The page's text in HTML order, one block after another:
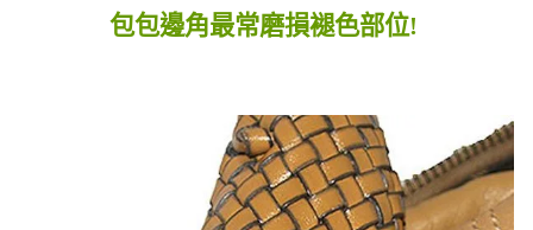
包包邊角最常磨損褪色部位!